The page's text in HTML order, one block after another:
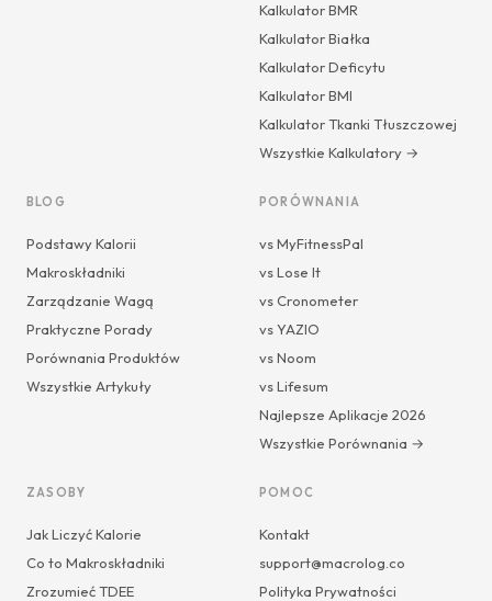
Kalkulator BMR
Kalkulator Białka
Kalkulator Deficytu
Kalkulator BMI
Kalkulator Tkanki Tłuszczowej
Wszystkie Kalkulatory →
BLOG
Podstawy Kalorii
Makroskładniki
Zarządzanie Wagą
Praktyczne Porady
Porównania Produktów
Wszystkie Artykuły
PORÓWNANIA
vs MyFitnessPal
vs Lose It
vs Cronometer
vs YAZIO
vs Noom
vs Lifesum
Najlepsze Aplikacje 2026
Wszystkie Porównania →
ZASOBY
Jak Liczyć Kalorie
Co to Makroskładniki
Zrozumieć TDEE
POMOC
Kontakt
support@macrolog.co
Polityka Prywatności